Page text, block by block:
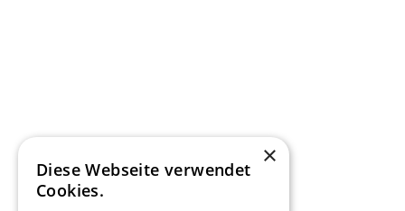
×
Diese Webseite verwendet
Cookies.